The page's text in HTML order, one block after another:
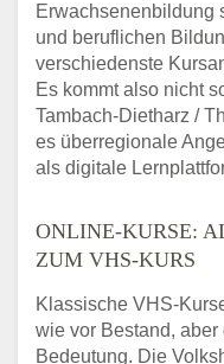
Erwachsenenbildung
und beruflichen
verschiedenste
Es kommt also nicht
Tambach-Dietharz /
es überregionale
als digitale
ONLINE-KURSE:
ZUM VHS-KURS
Klassische VHS-
wie vor Bestand,
Bedeutung. Die